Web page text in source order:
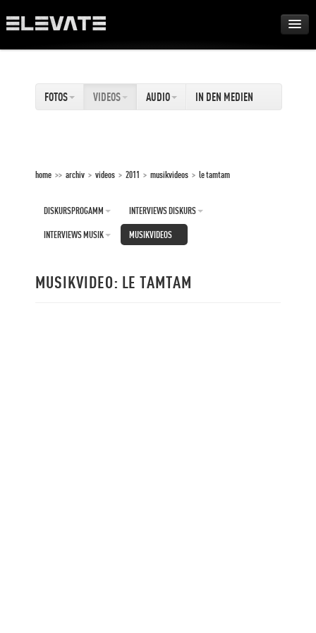
AWARDS
ABOUT
FOTOS VIDEOS AUDIO IN DEN MEDIEN
home >> archiv > videos > 2011 > musikvideos > le tamtam
DISKURSPROGAMM INTERVIEWS DISKURS
INTERVIEWS MUSIK MUSIKVIDEOS
MUSIKVIDEO: LE TAMTAM